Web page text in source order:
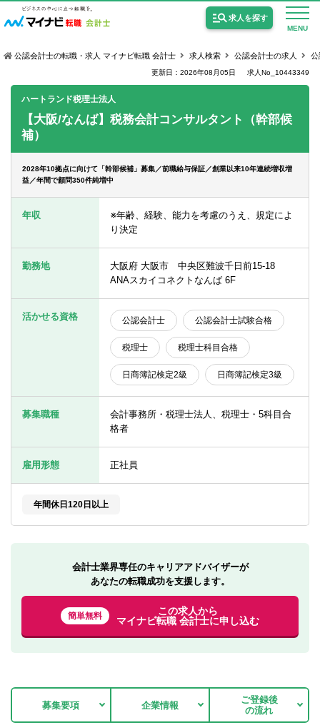
MENU
求人を探す
監査法人の求人
USCPA（米国公認会計士）の求人
女性会計士の転職
個別転職相談会・セミナー
転職お役立ち情報
ご利用ガイド
非公開求人とは？
サービス紹介
転職お役立ち情報
公認会計士の転職・求人 マイナビ転職 会計士 求人検索 公認会計士の求人 公
更新日：2026年08月05日 求人No_10443349
ハートランド税理士法人
【大阪/なんば】税務会計コンサルタント（幹部候
補）
2028年10拠点に向けて「幹部候補」募集／前職給与保証／創業以来10年連続増収増
益／年間で顧問350件純増中
年収
※年齢、経験、能力を考慮のうえ、規定によ
り決定
勤務地
大阪府 大阪市 中央区難波千日前15-18
ANAスカイコネクトなんば 6F
活かせる資格 公認会計士 公認会計士試験合格
税理士 税理士科目合格
日商簿記検定2級 日商簿記検定3級
募集職種
会計事務所・税理士法人、税理士・5科目合
格者
雇用形態 正社員
年間休日120日以上
会計士業界専任のキャリアアドバイザーが
あなたの転職成功を支援します。
簡単無料
この求人から
マイナビ転職 会計士に申し込む
募集要項 企業情報
ご登録後
の流れ